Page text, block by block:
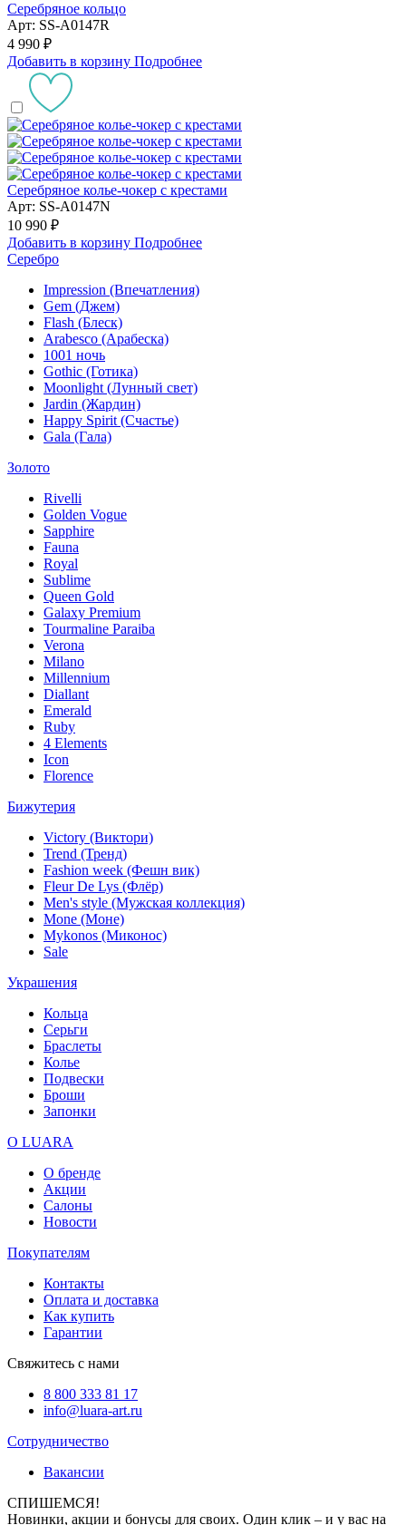
Серебряное кольцо
Арт: SS-A0147R
4 990 ₽
Добавить в корзину Подробнее
Серебряное колье-чокер с крестами
Арт: SS-A0147N
10 990 ₽
Добавить в корзину Подробнее
Серебро
Impression (Впечатления)
Gem (Джем)
Flash (Блеск)
Arabesco (Арабеска)
1001 ночь
Gothic (Готика)
Moonlight (Лунный свет)
Jardin (Жардин)
Happy Spirit (Счастье)
Gala (Гала)
Золото
Rivelli
Golden Vogue
Sapphire
Fauna
Royal
Sublime
Queen Gold
Galaxy Premium
Tourmaline Paraiba
Verona
Milano
Millennium
Diallant
Emerald
Ruby
4 Elements
Icon
Florence
Бижутерия
Victory (Виктори)
Trend (Тренд)
Fashion week (Фешн вик)
Fleur De Lys (Флёр)
Men's style (Мужская коллекция)
Mone (Моне)
Mykonos (Миконос)
Sale
Украшения
Кольца
Серьги
Браслеты
Колье
Подвески
Броши
Запонки
О LUARA
О бренде
Акции
Салоны
Новости
Покупателям
Контакты
Оплата и доставка
Как купить
Гарантии
Свяжитесь с нами
8 800 333 81 17
info@luara-art.ru
Сотрудничество
Вакансии
СПИШЕМСЯ!
Новинки, акции и бонусы для своих. Один клик – и у вас на